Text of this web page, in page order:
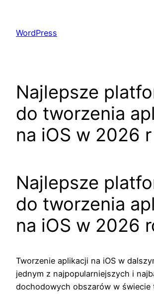
content
WordPress
Najlepsze
do tworzenia
na iOS w 2026 r
Najlepsze
do tworzenia
na iOS w 2026
Tworzenie aplikacji na iOS w
jednym z najpopularniejszych i
dochodowych obszarów w świecie